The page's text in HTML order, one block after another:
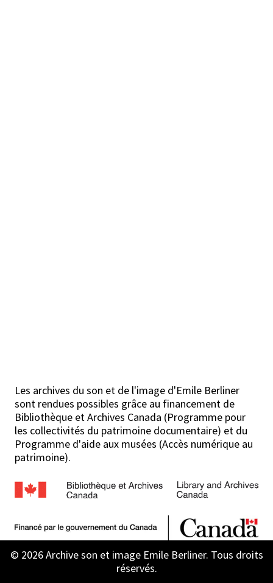
Les archives du son et de l'image d'Emile Berliner
sont rendues possibles grâce au financement de
Bibliothèque et Archives Canada (Programme pour
les collectivités du patrimoine documentaire) et du
Programme d'aide aux musées (Accès numérique au
patrimoine).
© 2026 Archive son et image Emile Berliner. Tous droits
réservés.